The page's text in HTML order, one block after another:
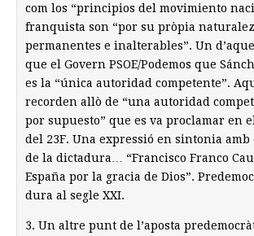
com los “principios del movimiento
franquista son “por su pròpia
permanentes e inalterables”. Un
que el Govern PSOE/Podemos que
es la “única autoridad competente”.
recorden allò de “una autoridad
por supuesto” que es va proclamar en
del 23F. Una expressió en sintonia
de la dictadura… “Francisco Franco
España por la gracia de Dios”.
dura al segle XXI.
3. Un altre punt de l’aposta